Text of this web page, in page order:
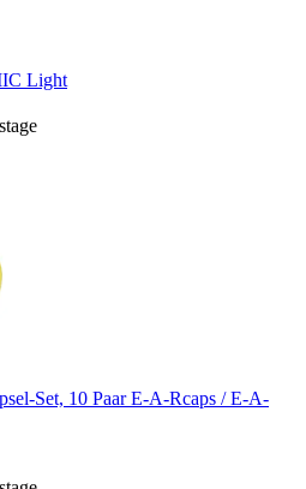
Light
Set, 10 Paar E-A-Rcaps / E-A-